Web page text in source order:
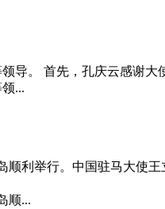
导。 首先，孔庆云感谢
...
利举行。中国驻马大使
顺...